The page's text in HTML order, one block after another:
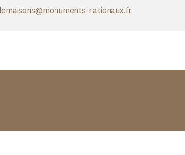
nationaux.fr